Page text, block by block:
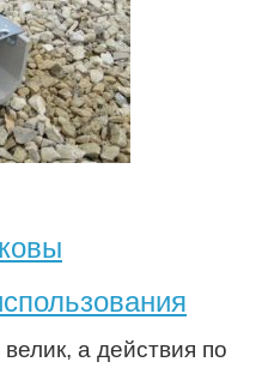
а действия по